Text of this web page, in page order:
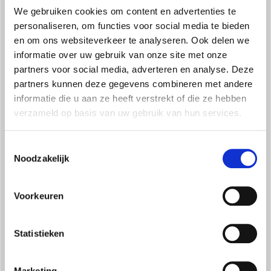
We gebruiken cookies om content en advertenties te
personaliseren, om functies voor social media te bieden
en om ons websiteverkeer te analyseren. Ook delen we
informatie over uw gebruik van onze site met onze
partners voor social media, adverteren en analyse. Deze
partners kunnen deze gegevens combineren met andere
informatie die u aan ze heeft verstrekt of die ze hebben
verzameld op basis van uw gebruik van hun services.
Noodzakelijk
Voorkeuren
Statistieken
>> absolute stilte
>> energiebesparing
Ten opzichte van andere niet-hydronische
systemen heeft de RADIANT+-technologie een
hogere efficiëntie en betere prestaties, dankzij:
oppervlaktetemperatuur en dus een hoger
>> meer gelijkmatige oppervlakkige
>> versterking van het natuurlijke convectie-
>> vermindering van de waterinhoud en